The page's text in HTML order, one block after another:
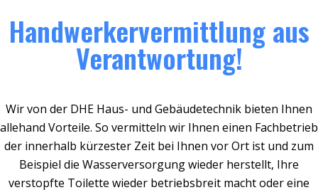
Handwerkervermittlung aus
Verantwortung!
Wir von der DHE Haus- und Gebäudetechnik bieten Ihnen
allehand Vorteile. So vermitteln wir Ihnen einen Fachbetrieb
der innerhalb kürzester Zeit bei Ihnen vor Ort ist und zum
Beispiel die Wasserversorgung wieder herstellt, Ihre
verstopfte Toilette wieder betriebsbreit macht oder eine